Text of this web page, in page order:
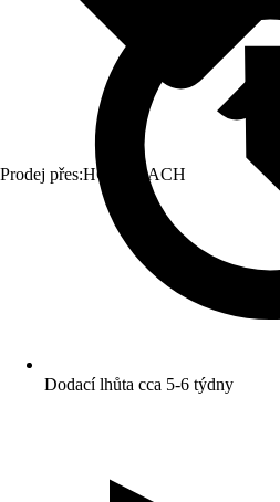
Prodej přes:HORNBACH
Dodací lhůta cca 5-6 týdny